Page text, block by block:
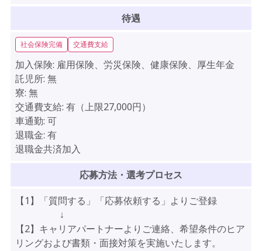
待遇
社会保険完備 交通費支給
加入保険: 雇用保険、労災保険、健康保険、厚生年金
託児所: 無
寮: 無
交通費支給: 有（上限27,000円）
車通勤: 可
退職金: 有
退職金共済加入
応募方法・選考プロセス
【1】「質問する」「応募依頼する」よりご登録
↓
【2】キャリアパートナーよりご連絡、希望条件のヒア
リングおよび書類・面接対策を実施いたします。